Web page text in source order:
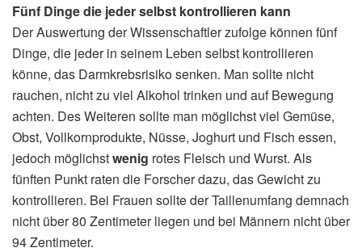
Fünf Dinge die jeder selbst kontrollieren kann
Der Auswertung der Wissenschaftler zufolge können fünf
Dinge, die jeder in seinem Leben selbst kontrollieren
könne, das Darmkrebsrisiko senken. Man sollte nicht
rauchen, nicht zu viel Alkohol trinken und auf Bewegung
achten. Des Weiteren sollte man möglichst viel Gemüse,
Obst, Vollkornprodukte, Nüsse, Joghurt und Fisch essen,
jedoch möglichstwenig rotes Fleisch und Wurst. Als
fünften Punkt raten die Forscher dazu, das Gewicht zu
kontrollieren. Bei Frauen sollte der Taillenumfang demnach
nicht über 80 Zentimeter liegen und bei Männern nicht über
94 Zentimeter.